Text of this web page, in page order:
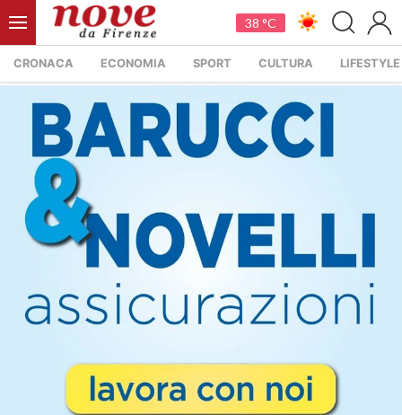
38 °C
CRONACA ECONOMIA SPORT CULTURA LIFESTYLE